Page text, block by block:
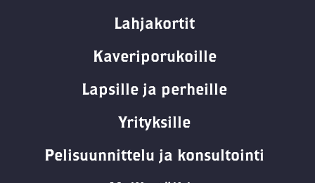
Lahjakortit
Kaveriporukoille
Lapsille ja perheille
Yrityksille
Pelisuunnittelu ja konsultointi